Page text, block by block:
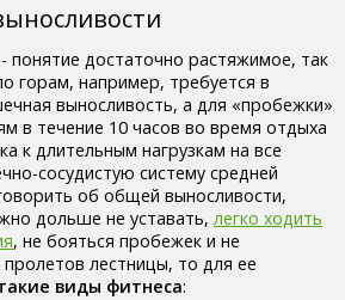
понятие достаточно растяжимое, так
горам, например, требуется в
выносливость, а для «пробежки»
в течение 10 часов во время отдыха
к длительным нагрузкам на все
сосудистую систему средней
об общей выносливости,
дольше не уставать, легко ходить
, не бояться пробежек и не
лестницы, то для ее
виды фитнеса: